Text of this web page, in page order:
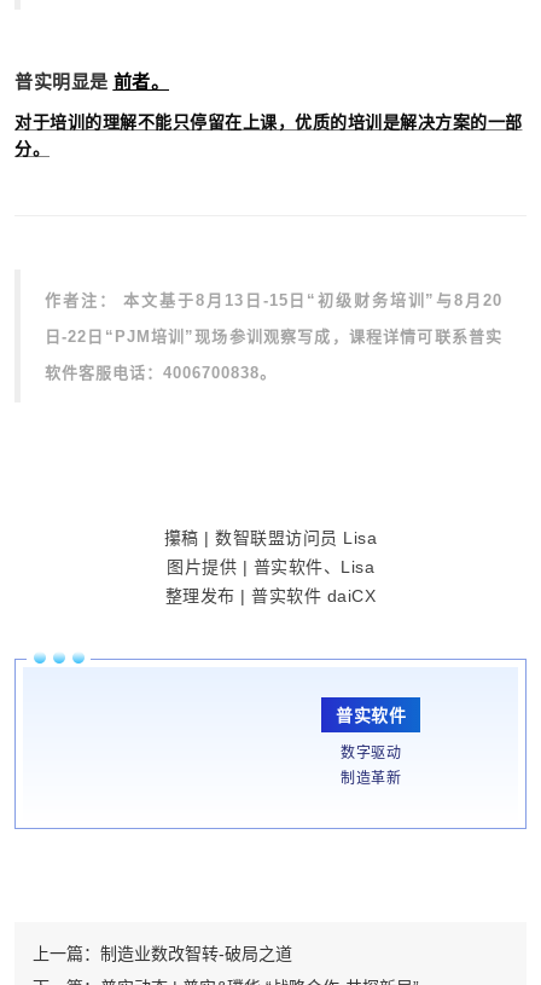
普实明显是 前者。
对于培训的理解不能只停留在上课，优质的培训是解决方案的一部
分。
作者注：
本文基于8月13日-15日“初级财务培训”与8月20
日-22日“PJM培训”现场参训观察写成，课程详情可联系普实
软件客服电话：4006700838。
攥稿 | 数智联盟访问员 Lisa
图片提供 | 普实软件、Lisa
整理发布 | 普实软件 daiCX
普实软件
数字驱动
制造革新
上一篇： 制造业数改智转-破局之道